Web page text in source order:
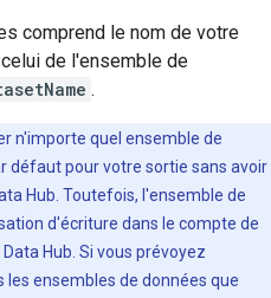
comprend le nom de votre
de l'ensemble de
.
n'importe quel ensemble de
défaut pour votre sortie sans avoir
Hub. Toutefois, l'ensemble de
d'écriture dans le compte de
Hub. Si vous prévoyez
les ensembles de données que